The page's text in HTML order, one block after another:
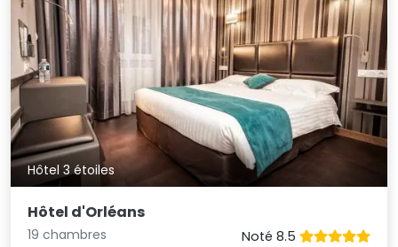
Hôtel 3 étoiles
Hôtel d'Orléans
19 chambres
Noté 8.5